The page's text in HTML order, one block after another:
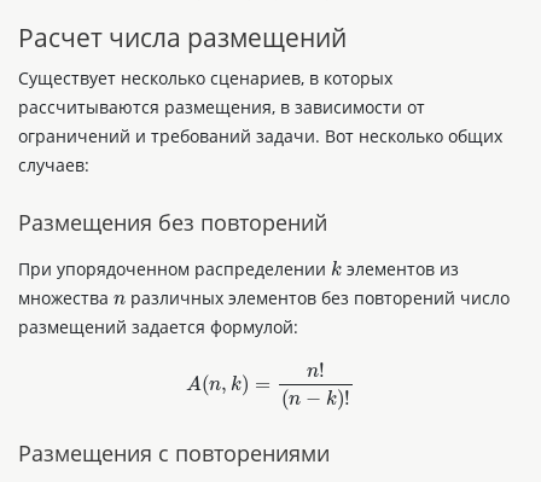
Расчет числа размещений
Существует несколько сценариев, в которых
рассчитываются размещения, в зависимости от
ограничений и требований задачи. Вот несколько общих
случаев:
Размещения без повторений
При упорядоченном распределении
элементов из
множества
n
различных элементов без повторений число
размещений задается формулой:
A(n, k)=
!
(n− k)
Размещения с повторениями